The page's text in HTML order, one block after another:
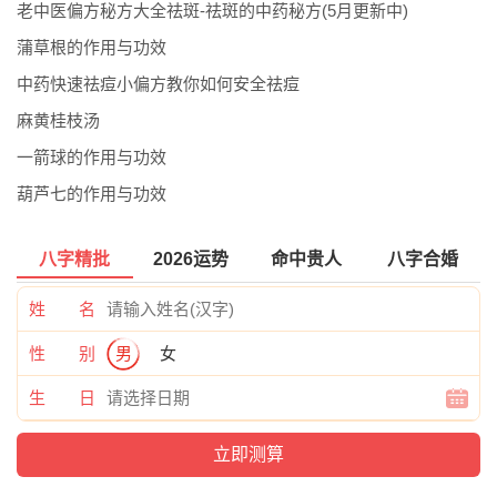
老中医偏方秘方大全祛斑-祛斑的中药秘方(5月更新中)
蒲草根的作用与功效
中药快速祛痘小偏方教你如何安全祛痘
麻黄桂枝汤
一箭球的作用与功效
葫芦七的作用与功效
八字精批 2026运势 命中贵人 八字合婚
姓 名
性 别 男 女
生 日